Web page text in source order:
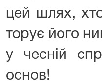
цей шлях,
торує його
у чесній
основ!